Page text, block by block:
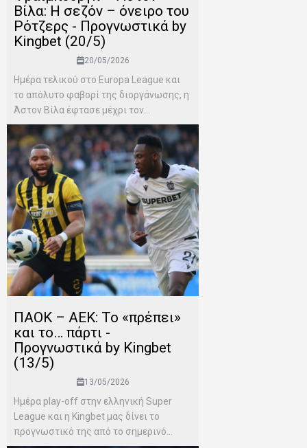
Βίλα: Η σεζόν – όνειρο του
Ρότζερς - Προγνωστικά by
Kingbet (20/5)
20/05/2026
Ημέρα τελικού στο Europa League και
το απόλυτο φαβορί της διοργάνωσης, η
Άστον Βίλα έφτασε μέχρι τον...
ΠΑΟΚ – ΑΕΚ: Το «πρέπει»
και το… πάρτι -
Προγνωστικά by Kingbet
(13/5)
13/05/2026
Ημέρα play-off στην ελληνική Super
League και η Kingbet μας δίνει το
προγνωστικό της από το σημερινό...